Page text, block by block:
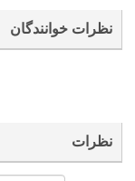
نظرات خوانندگان
نظرات